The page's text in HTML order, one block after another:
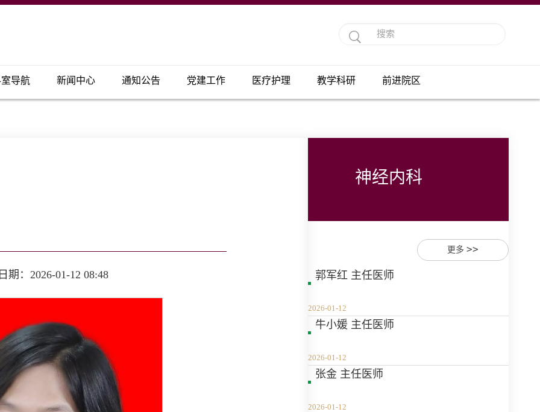
导航 新闻中心 通知公告 党建工作 医疗护理 教学科研 前进院区
：2026-01-12 08:48
神经内科
更多 >>
郭军红 主任医师
2026-01-12
牛小媛 主任医师
2026-01-12
张金 主任医师
2026-01-12